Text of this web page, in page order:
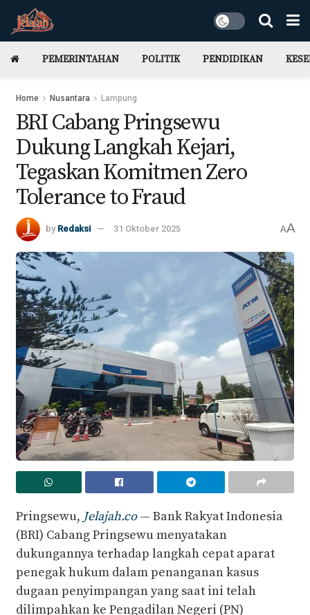
PEMERINTAHAN POLITIK PENDIDIKAN
Home Nusantara Lampung
BRI Cabang Pringsewu
Dukung Langkah Kejari,
Tegaskan Komitmen Zero
Tolerance to Fraud
by Redaksi 31 Oktober 2025 AA
Pringsewu, Jelajah.co— Bank Rakyat Indonesia
(BRI) Cabang Pringsewu menyatakan
dukungannya terhadap langkah cepat aparat
penegak hukum dalam penanganan kasus
dugaan penyimpangan yang saat ini telah
dilimpahkan ke Pengadilan Negeri (PN)